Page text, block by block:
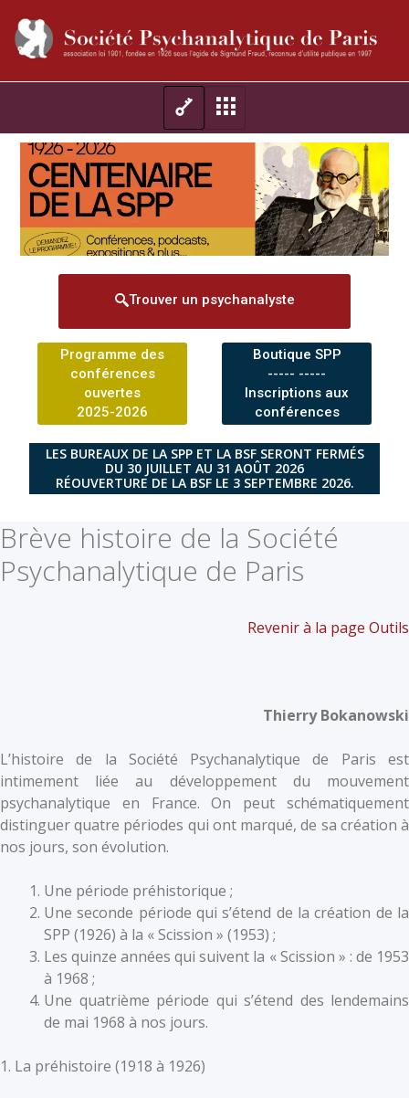
Trouver un psychanalyste
Programme des
conférences
ouvertes
2025-2026
Boutique SPP
----- -----
Inscriptions aux
conférences
LES BUREAUX DE LA SPP ET LA BSF SERONT FERMÉS
DU 30 JUILLET AU 31 AOÛT 2026
RÉOUVERTURE DE LA BSF LE 3 SEPTEMBRE 2026.
Brève histoire de la Société
Psychanalytique de Paris
Revenir à la page Outils
Thierry Bokanowski
L’histoire de la Société Psychanalytique de Paris est
intimement liée au développement du mouvement
psychanalytique en France. On peut schématiquement
distinguer quatre périodes qui ont marqué, de sa création à
nos jours, son évolution.
Une période préhistorique ;
Une seconde période qui s’étend de la création de la
SPP (1926) à la « Scission » (1953) ;
Les quinze années qui suivent la « Scission » : de 1953
à 1968 ;
Une quatrième période qui s’étend des lendemains
de mai 1968 à nos jours.
1. La préhistoire (1918 à 1926)